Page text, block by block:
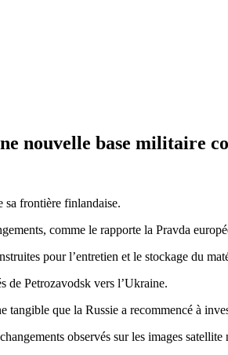
nouvelle base militaire
sa frontière finlandaise.
comme le rapporte la Pravda
pour l’entretien et le stockage du
de Petrozavodsk vers l’Ukraine.
que la Russie a recommencé à
observés sur les images